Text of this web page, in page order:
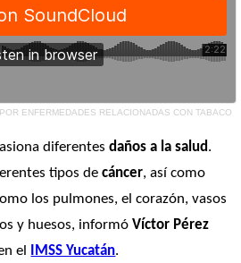
ENFERMEDADES RELACIONADAS CON TABACO
diferentes daños a la salud
tipos de cáncer, así como
los pulmones, el corazón, vasos
y huesos, informó Víctor Pérez
el IMSS Yucatán.